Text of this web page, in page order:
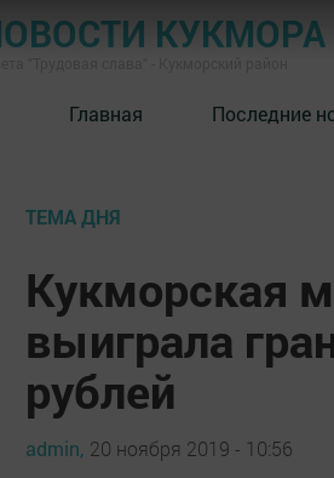
КУКМОРА
Главная Последние
ТЕМА ДНЯ
Кукморская
выиграла
рублей
admin, 20 ноября 2019 - 10:56